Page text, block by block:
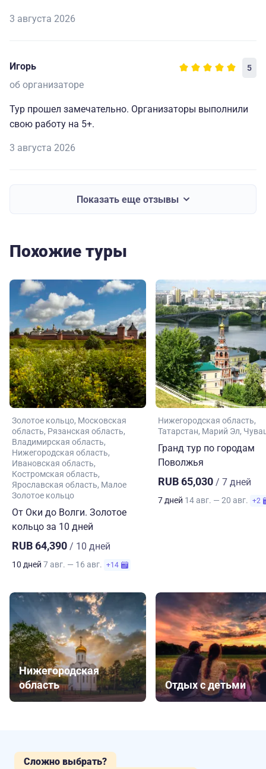
3 августа 2026
Игорь 5
об организаторе
Тур прошел замечательно. Организаторы выполнили
свою работу на 5+.
3 августа 2026
Показать еще отзывы
Похожие туры
Золотое кольцо Московская
область Рязанская область
Владимирская область
Нижегородская область
Ивановская область
Костромская область
Ярославская область Малое
Золотое кольцо
От Оки до Волги. Золотое
кольцо за 10 дней
RUB 64,390 / 10 дней
10 дней 7 авг. — 16 авг. +14
Нижегородская область
Татарстан Марий Эл
Гранд тур по городам
Поволжья
RUB 65,030 / 7 дней
7 дней 14 авг. — 20 авг. +2
Нижегородская
область
Отдых с детьми
Сложно выбрать?